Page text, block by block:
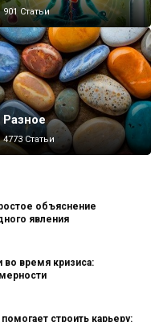
901 Статьи
Разное
4773 Статьи
объяснение
явления
во время кризиса:
строить карьеру: